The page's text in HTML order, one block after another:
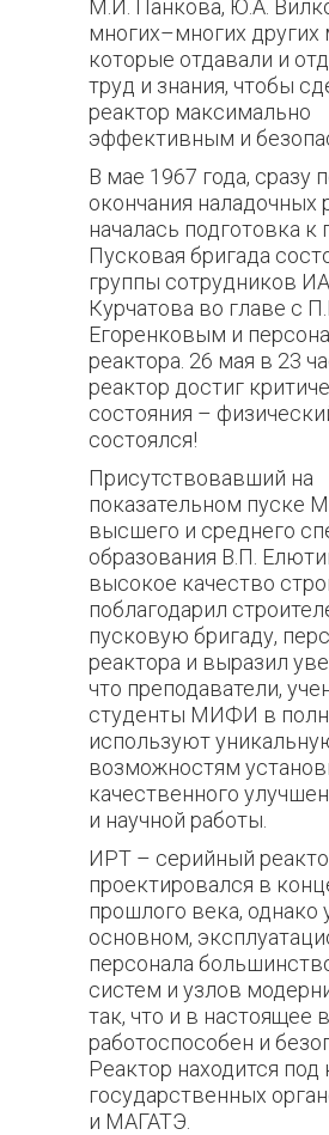
М.И. Панкова, Ю.А.
многих–многих
которые отдавали и
труд и знания, чтобы
реактор максимально
эффективным и
В мае 1967 года, сразу
окончания наладочных
началась подготовка к
Пусковая бригада
группы сотрудников
Курчатова во главе с
Егоренковым и
реактора. 26 мая в 23
реактор достиг
состояния –
состоялся!
Присутствовавший на
показательном пуске
высшего и среднего
образования В.П.
высокое качество
поблагодарил
пусковую бригаду,
реактора и выразил
что преподаватели,
студенты МИФИ в
используют
возможностям
качественного
и научной работы.
ИРТ – серийный
проектировался в
прошлого века, однако
основном,
персонала
систем и узлов
так, что и в настоящее
работоспособен и
Реактор находится
государственных
и МАГАТЭ.